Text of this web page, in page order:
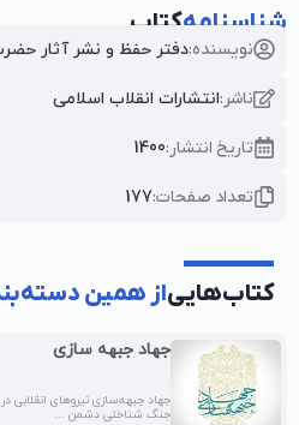
شناسنامهکتاب
نویسنده:دفتر حفظ و نشر آثار
ناشر:انتشارات انقلاب اسلامی
تاریخ انتشار:1400
تعداد صفحات:177
کتاب‌هاییاز همین
جهاد جبهه‌ سازی
جهاد جبهه‌سازی نیروهای انقلابی در
جنگ شناختی دشمن ...